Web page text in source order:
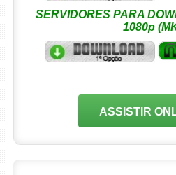
SERVIDORES PARA
1080p
ASSISTIR